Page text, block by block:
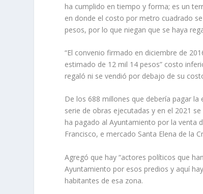
ha cumplido en tiempo y forma; es un
en donde el costo por metro cuadrado
pesos, por lo que niegan que se haya
“El convenio firmado en diciembre de
estimado de 12 mil 14 pesos” costo
regaló ni se vendió por debajo de su
De los 688 millones que debería pagar
serie de obras ejecutadas y en el 2021
ha pagado al Ayuntamiento por la venta
Francisco, e mercado Santa Elena de la
Agregó que hay “actores políticos que
Ayuntamiento por esos predios y aquí
habitantes de esa zona.